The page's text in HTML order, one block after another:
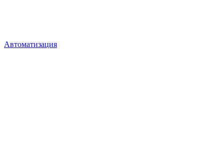
Автоматизация